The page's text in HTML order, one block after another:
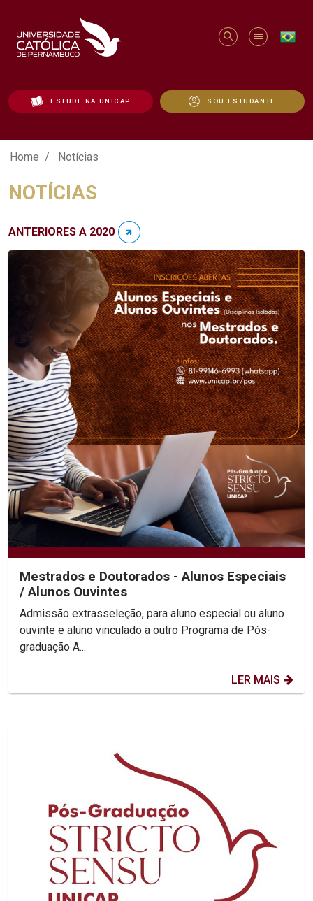
ESTUDE NA UNICAP SOU ESTUDANTE
Notícias - Unicap
Home Notícias
NOTÍCIAS
ANTERIORES A 2020
Mestrados e Doutorados - Alunos Especiais
/ Alunos Ouvintes
Admissão extrasseleção, para aluno especial ou aluno
ouvinte e aluno vinculado a outro Programa de Pós-
graduação A...
LER MAIS